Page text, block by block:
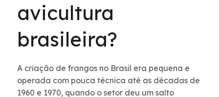
avicultura
brasileira?
A criação de frangos no Brasil era pequena e
operada com pouca técnica até as décadas de
1960 e 1970, quando o setor deu um salto